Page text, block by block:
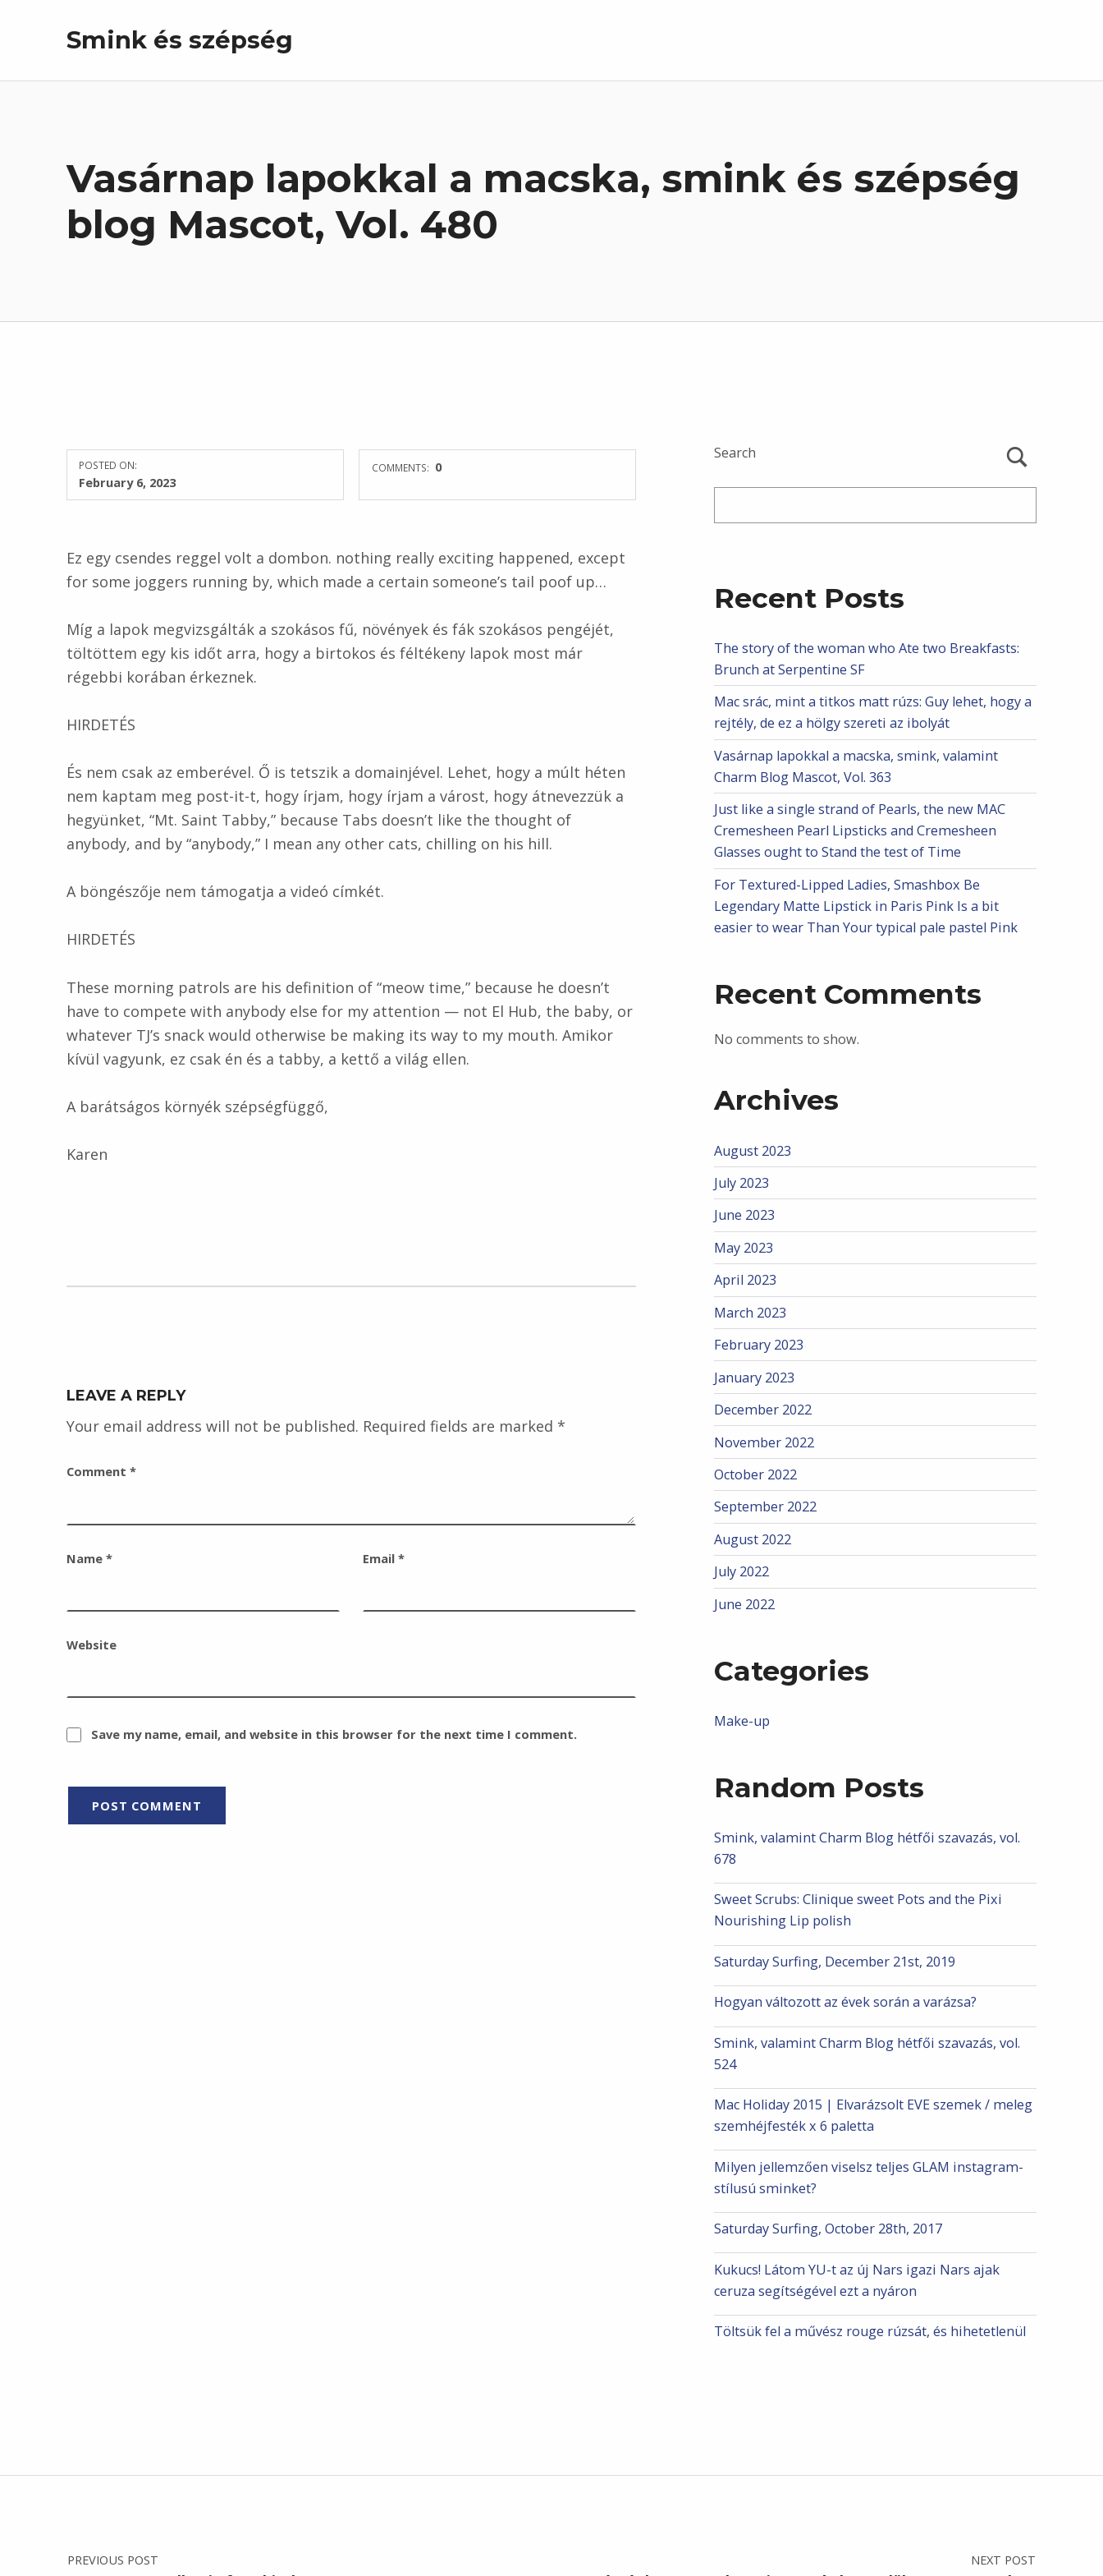
Smink és szépség
Vasárnap lapokkal a macska, smink és szépség
blog Mascot, Vol. 480
POSTED ON:
February 6, 2023
COMMENTS: 0
Ez egy csendes reggel volt a dombon. nothing really exciting happened, except
for some joggers running by, which made a certain someone’s tail poof up…
Míg a lapok megvizsgálták a szokásos fű, növények és fák szokásos pengéjét,
töltöttem egy kis időt arra, hogy a birtokos és féltékeny lapok most már
régebbi korában érkeznek.
HIRDETÉS
És nem csak az emberével. Ő is tetszik a domainjével. Lehet, hogy a múlt héten
nem kaptam meg post-it-t, hogy írjam, hogy írjam a várost, hogy átnevezzük a
hegyünket, “Mt. Saint Tabby,” because Tabs doesn’t like the thought of
anybody, and by “anybody,” I mean any other cats, chilling on his hill.
A böngészője nem támogatja a videó címkét.
HIRDETÉS
These morning patrols are his definition of “meow time,” because he doesn’t
have to compete with anybody else for my attention — not El Hub, the baby, or
whatever TJ’s snack would otherwise be making its way to my mouth. Amikor
kívül vagyunk, ez csak én és a tabby, a kettő a világ ellen.
A barátságos környék szépségfüggő,
Karen
LEAVE A REPLY
Your email address will not be published. Required fields are marked *
Comment *
Name * Email *
Website
Save my name, email, and website in this browser for the next time I comment.
Search
Recent Posts
The story of the woman who Ate two Breakfasts:
Brunch at Serpentine SF
Mac srác, mint a titkos matt rúzs: Guy lehet, hogy a
rejtély, de ez a hölgy szereti az ibolyát
Vasárnap lapokkal a macska, smink, valamint
Charm Blog Mascot, Vol. 363
Just like a single strand of Pearls, the new MAC
Cremesheen Pearl Lipsticks and Cremesheen
Glasses ought to Stand the test of Time
For Textured-Lipped Ladies, Smashbox Be
Legendary Matte Lipstick in Paris Pink Is a bit
easier to wear Than Your typical pale pastel Pink
Recent Comments
No comments to show.
Archives
August 2023
July 2023
June 2023
May 2023
April 2023
March 2023
February 2023
January 2023
December 2022
November 2022
October 2022
September 2022
August 2022
July 2022
June 2022
Categories
Make-up
Random Posts
Smink, valamint Charm Blog hétfői szavazás, vol.
678
Sweet Scrubs: Clinique sweet Pots and the Pixi
Nourishing Lip polish
Saturday Surfing, December 21st, 2019
Hogyan változott az évek során a varázsa?
Smink, valamint Charm Blog hétfői szavazás, vol.
524
Mac Holiday 2015 | Elvarázsolt EVE szemek / meleg
szemhéjfesték x 6 paletta
Milyen jellemzően viselsz teljes GLAM instagram-
stílusú sminket?
Saturday Surfing, October 28th, 2017
Kukucs! Látom YU-t az új Nars igazi Nars ajak
ceruza segítségével ezt a nyáron
Töltsük fel a művész rouge rúzsát, és hihetetlenül
Post navigation
PREVIOUS POST NEXT POST